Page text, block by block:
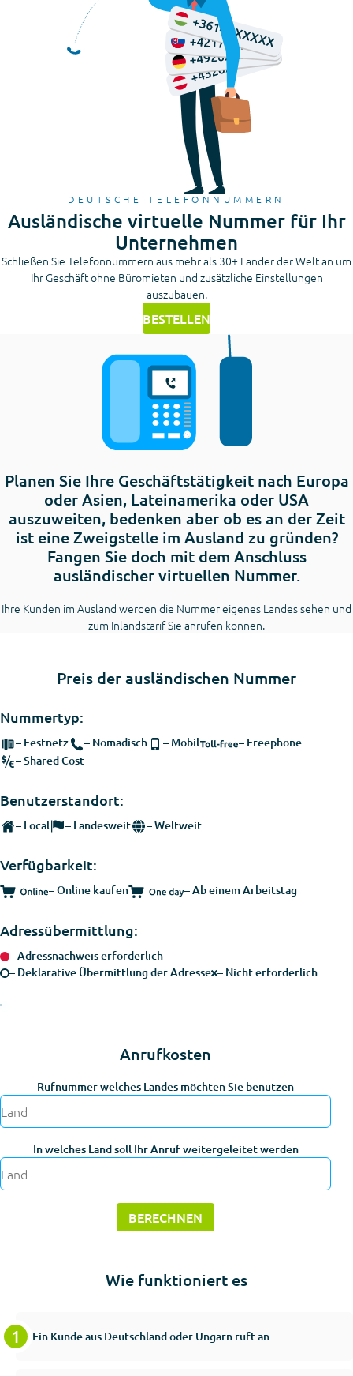
DEUTSCHE TELEFONNUMMERN
Ausländische virtuelle Nummer für Ihr
Unternehmen
Schließen Sie Telefonnummern aus mehr als 30+ Länder der Welt an um
Ihr Geschäft ohne Büromieten und zusätzliche Einstellungen
auszubauen.
BESTELLEN
Planen Sie Ihre Geschäftstätigkeit nach Europa
oder Asien, Lateinamerika oder USA
auszuweiten, bedenken aber ob es an der Zeit
ist eine Zweigstelle im Ausland zu gründen?
Fangen Sie doch mit dem Anschluss
ausländischer virtuellen Nummer.
Ihre Kunden im Ausland werden die Nummer eigenes Landes sehen und
zum Inlandstarif Sie anrufen können.
Preis der ausländischen Nummer
Nummer­typ:
– Festnetz – Nomadisch – Mobil
– Freephone
– Shared Cost
Benutzer­standort:
– Local – Landesweit – Weltweit
Verfügbarkeit:
– Online kaufen – Ab einem Arbeitstag
Adressüber­mittlung:
– Adressnachweis erforderlich
– Deklarative Übermittlung der Adresse – Nicht erforderlich
Anrufkosten
Rufnummer welches Landes möchten Sie benutzen
In welches Land soll Ihr Anruf weitergeleitet werden
Wie funktioniert es
Ein Kunde aus Deutschland oder Ungarn ruft an